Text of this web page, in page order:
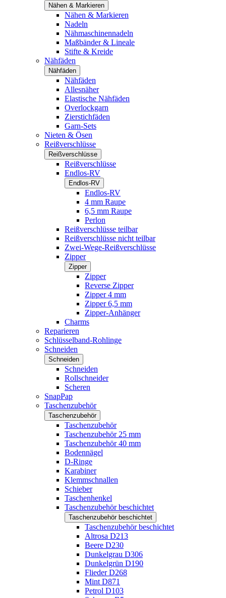
Nähen & Markieren
Nähen & Markieren
Nadeln
Nähmaschinennadeln
Maßbänder & Lineale
Stifte & Kreide
Nähfäden
Nähfäden
Nähfäden
Allesnäher
Elastische Nähfäden
Overlockgarn
Zierstichfäden
Garn-Sets
Nieten & Ösen
Reißverschlüsse
Reißverschlüsse
Reißverschlüsse
Endlos-RV
Endlos-RV
Endlos-RV
4 mm Raupe
6,5 mm Raupe
Perlon
Reißverschlüsse teilbar
Reißverschlüsse nicht teilbar
Zwei-Wege-Reißverschlüsse
Zipper
Zipper
Zipper
Reverse Zipper
Zipper 4 mm
Zipper 6,5 mm
Zipper-Anhänger
Charms
Reparieren
Schlüsselband-Rohlinge
Schneiden
Schneiden
Schneiden
Rollschneider
Scheren
SnapPap
Taschenzubehör
Taschenzubehör
Taschenzubehör
Taschenzubehör 25 mm
Taschenzubehör 40 mm
Bodennägel
D-Ringe
Karabiner
Klemmschnallen
Schieber
Taschenhenkel
Taschenzubehör beschichtet
Taschenzubehör beschichtet
Taschenzubehör beschichtet
Altrosa D213
Beere D230
Dunkelgrau D306
Dunkelgrün D190
Flieder D268
Mint D871
Petrol D103